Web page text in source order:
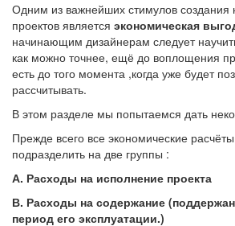
Одним из важнейших стимулов создания
проектов является экономическая
начинающим дизайнерам следует
как можно точнее, ещё до воплощения
есть до того момента ,когда уже будет
рассчитывать.
В этом разделе мы попытаемся дать
Прежде всего все экономические
подразделить на две группы :
А. Расходы на исполнение проекта
В. Расходы на содержание
период его эксплуатации.)